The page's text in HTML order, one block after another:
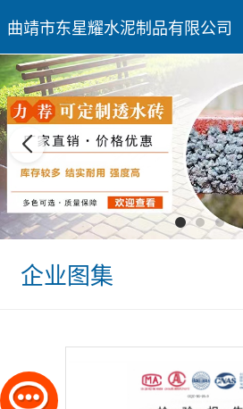
曲靖市东星耀水泥制品有限公司
企业图集